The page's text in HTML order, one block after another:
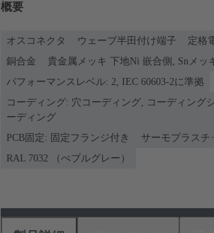
概要
オスコネクタ ウェーブ半田付け端子 定格
銅合金
貴金属メッキ 下地Ni 嵌合側, Snメッ
パフォーマンスレベル: 2, IEC 60603-2に準拠
コーディング: 穴コーディング, コーディング
ーディング
PCB固定: 固定フランジ付き
サーモプラスチ
RAL 7032 （ぺブルグレー）